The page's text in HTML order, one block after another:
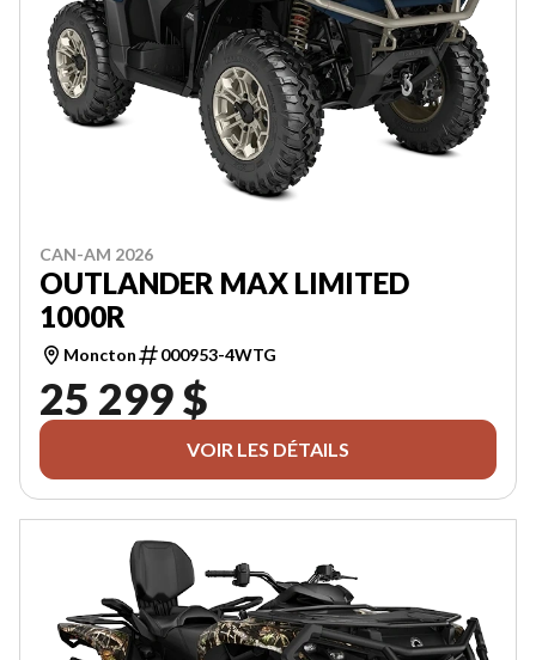
CAN-AM 2026
OUTLANDER MAX LIMITED
1000R
Moncton 000953-4WTG
25 299 $
VOIR LES DÉTAILS